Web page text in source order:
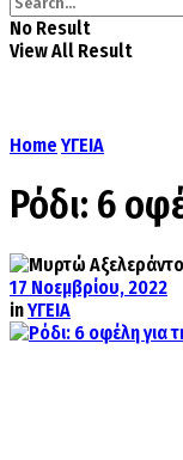
No Result
View All Result
Home ΥΓΕΙΑ
Ρόδι: 6
17 Νοεμβρίου, 2022
inΥΓΕΙΑ